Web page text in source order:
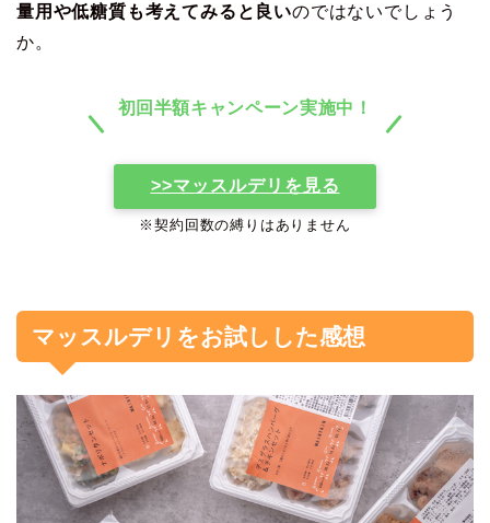
量用や低糖質も考えてみると良いのではないでしょう
か。
初回半額キャンペーン実施中！
>>マッスルデリを見る
※契約回数の縛りはありません
マッスルデリをお試しした感想